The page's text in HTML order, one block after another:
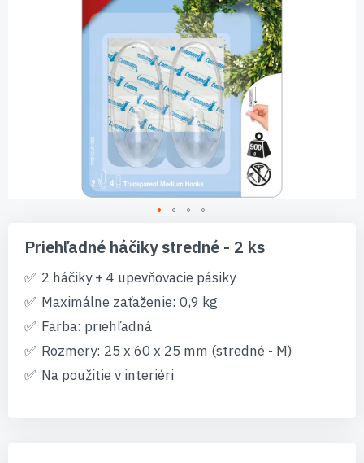
začiatok
galérie
obrázkov
Priehľadné háčiky stredné - 2 ks
2 háčiky + 4 upevňovacie pásiky
Maximálne zaťaženie: 0,9 kg
Farba: priehľadná
Rozmery: 25 x 60 x 25 mm (stredné - M)
Na použitie v interiéri